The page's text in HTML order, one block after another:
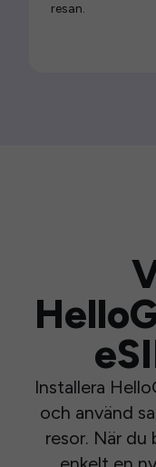
resan.
Installera
och använd
resor. När du